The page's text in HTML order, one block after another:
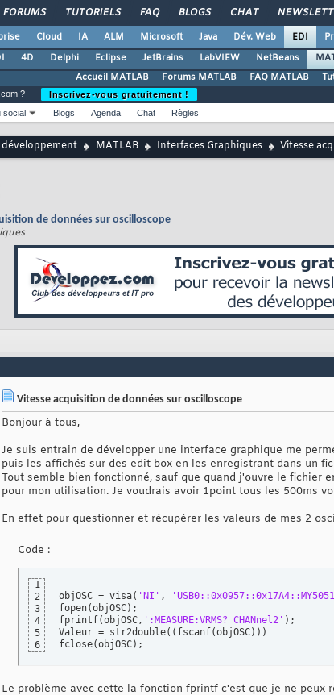
FORUMS TUTORIELS FAQ BLOGS CHAT
Cloud IA ALM Microsoft Java Dév. Web EDI
4D Delphi Eclipse JetBrains LabVIEW NetBeans
Accueil MATLAB
Forums MATLAB FAQ MATLAB
?
Inscrivez-vous gratuitement !
social Blogs Agenda Chat Règles
MATLAB Interfaces Graphiques Vitesse
de données sur oscilloscope
Vitesse acquisition de données sur oscilloscope
Bonjour à tous,
Je suis entrain de développer une interface graphique me
puis les affichés sur des edit box en les enregistrant dans un
Tout semble bien fonctionné, sauf que quand j'ouvre le fichier
pour mon utilisation. Je voudrais avoir 1point tous les 500ms
En effet pour questionner et récupérer les valeurs de mes 2
Code :
1
2
3
4
5
6
objOSC = visa( 'NI' ,
fopen(objOSC) ;
fprintf(objOSC, ':MEASURE:VRMS? CHANnel2' ) ;
Valeur = str2double( ( fscanf(objOSC) ) )
fclose(objOSC) ;
Le problème avec cette la fonction fprintf c'est que je ne peux